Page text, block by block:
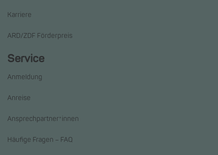
Karriere
ARD/ZDF Förderpreis
Service
Anmeldung
Anreise
Ansprechpartner*innen
Häufige Fragen – FAQ